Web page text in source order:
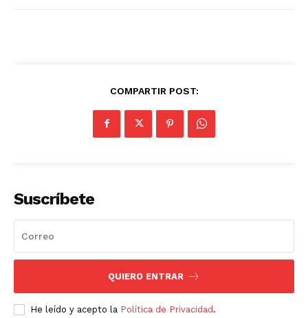
COMPARTIR POST:
Suscríbete
QUIERO ENTRAR
He leído y acepto la Política de Privacidad .